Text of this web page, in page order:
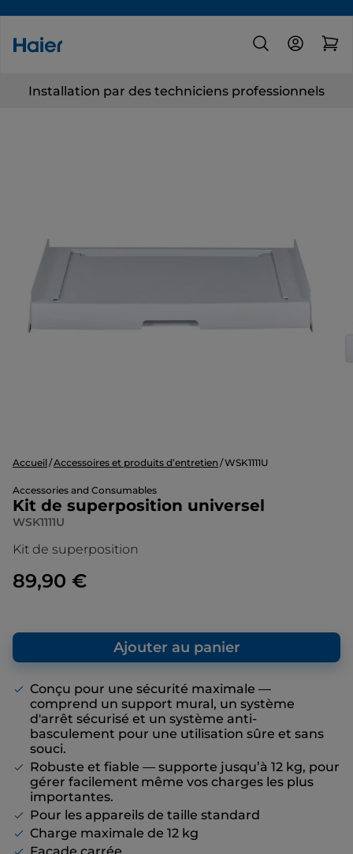
Installation par des techniciens professionnels
Accueil Accessoires et produits d’entretien WSK1111U
Accessories and Consumables
Kit de superposition universel
WSK1111U
Kit de superposition
89,90 €
Ajouter au panier
Conçu pour une sécurité maximale —
comprend un support mural, un système
d'arrêt sécurisé et un système anti-
basculement pour une utilisation sûre et sans
souci.
Robuste et fiable — supporte jusqu’à 12 kg, pour
gérer facilement même vos charges les plus
importantes.
Pour les appareils de taille standard
Charge maximale de 12 kg